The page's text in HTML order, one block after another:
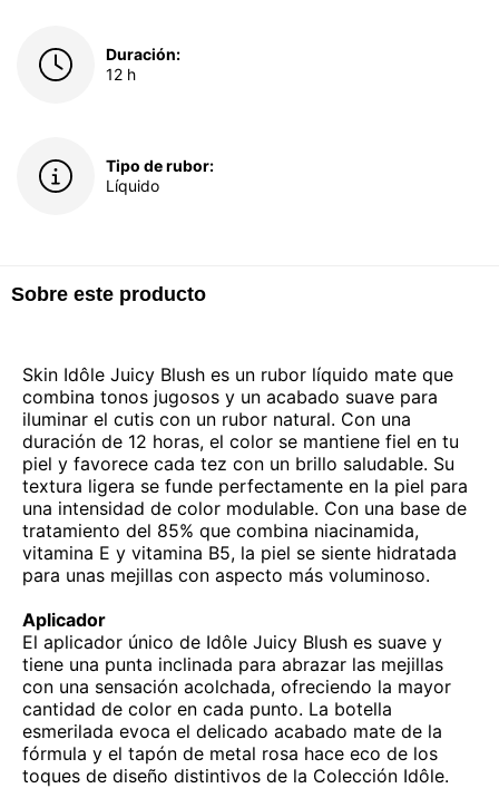
Duración:
12 h
Tipo de rubor:
Líquido
Sobre este producto
Skin Idôle Juicy Blush es un rubor líquido mate que
combina tonos jugosos y un acabado suave para
iluminar el cutis con un rubor natural. Con una
duración de 12 horas, el color se mantiene fiel en tu
piel y favorece cada tez con un brillo saludable. Su
textura ligera se funde perfectamente en la piel para
una intensidad de color modulable. Con una base de
tratamiento del 85% que combina niacinamida,
vitamina E y vitamina B5, la piel se siente hidratada
para unas mejillas con aspecto más voluminoso.
Aplicador
El aplicador único de Idôle Juicy Blush es suave y
tiene una punta inclinada para abrazar las mejillas
con una sensación acolchada, ofreciendo la mayor
cantidad de color en cada punto. La botella
esmerilada evoca el delicado acabado mate de la
fórmula y el tapón de metal rosa hace eco de los
toques de diseño distintivos de la Colección Idôle.